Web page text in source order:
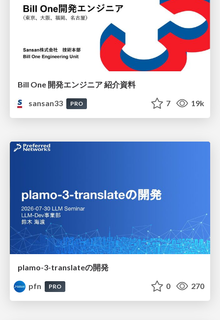
Bill One 開発エンジニア 紹介資料
sansan33
PRO 7 19k
plamo-3-translateの開発
pfn
PRO 0 270